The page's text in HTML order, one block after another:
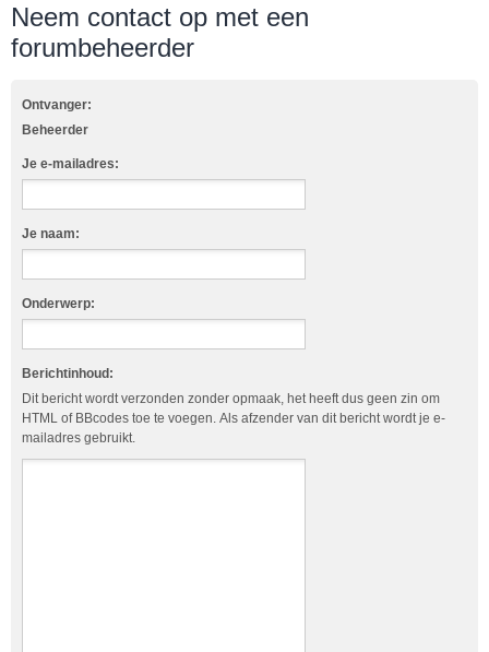
Neem contact op met een
forumbeheerder
Ontvanger:
Beheerder
Je e-mailadres:
Je naam:
Onderwerp:
Berichtinhoud:
Dit bericht wordt verzonden zonder opmaak, het heeft dus geen zin om
HTML of BBcodes toe te voegen. Als afzender van dit bericht wordt je e-
mailadres gebruikt.